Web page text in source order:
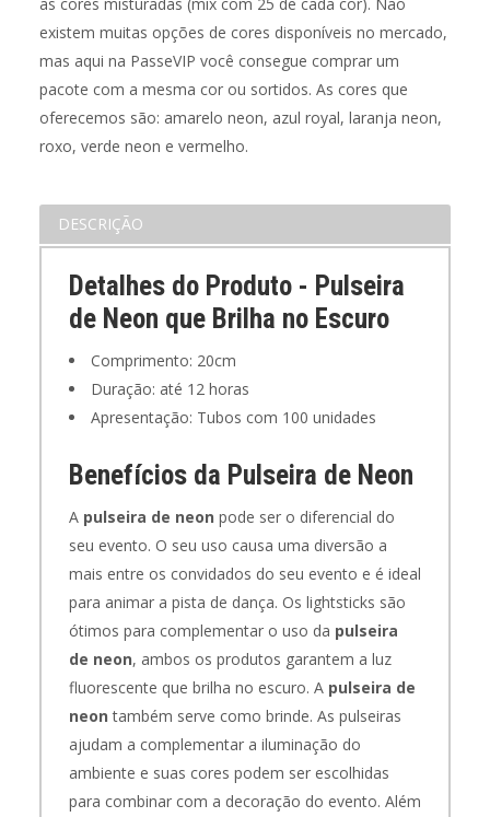
existem muitas opções de cores disponíveis no mercado,
mas aqui na PasseVIP você consegue comprar um
pacote com a mesma cor ou sortidos. As cores que
oferecemos são: amarelo neon, azul royal, laranja neon,
roxo, verde neon e vermelho.
DESCRIÇÃO
Detalhes do Produto - Pulseira
de Neon que Brilha no Escuro
Comprimento: 20cm
Duração: até 12 horas
Apresentação: Tubos com 100 unidades
Benefícios da Pulseira de Neon
Apulseira de neon pode ser o diferencial do
seu evento. O seu uso causa uma diversão a
mais entre os convidados do seu evento e é ideal
para animar a pista de dança. Os lightsticks são
ótimos para complementar o uso da pulseira
de neon, ambos os produtos garantem a luz
fluorescente que brilha no escuro. A pulseira de
neontambém serve como brinde. As pulseiras
ajudam a complementar a iluminação do
ambiente e suas cores podem ser escolhidas
para combinar com a decoração do evento. Além